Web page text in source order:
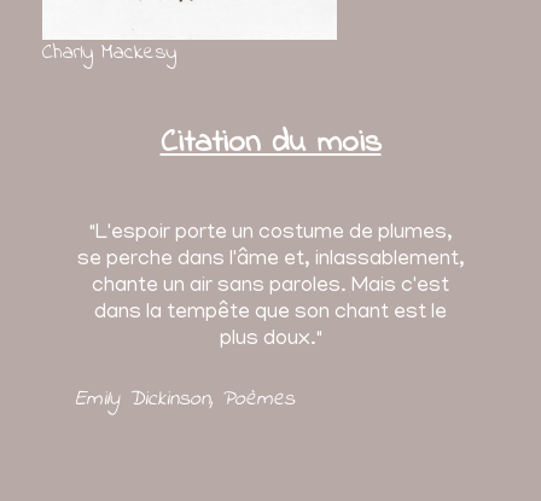
Charly Mackesy
Citation du mois
"L'espoir porte un costume de plumes,
se perche dans l'âme et, inlassablement,
chante un air sans paroles. Mais c'est
dans la tempête que son chant est le
plus doux."
Emily Dickinson, Poèmes